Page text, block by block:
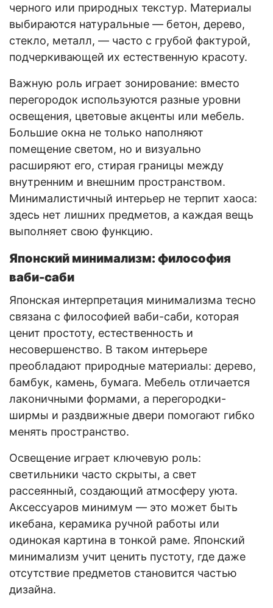
черного или природных текстур. Материалы
выбираются натуральные — бетон, дерево,
стекло, металл, — часто с грубой фактурой,
подчеркивающей их естественную красоту.
Важную роль играет зонирование: вместо
перегородок используются разные уровни
освещения, цветовые акценты или мебель.
Большие окна не только наполняют
помещение светом, но и визуально
расширяют его, стирая границы между
внутренним и внешним пространством.
Минималистичный интерьер не терпит хаоса:
здесь нет лишних предметов, а каждая вещь
выполняет свою функцию.
Японский минимализм: философия
ваби-саби
Японская интерпретация минимализма тесно
связана с философией ваби-саби, которая
ценит простоту, естественность и
несовершенство. В таком интерьере
преобладают природные материалы: дерево,
бамбук, камень, бумага. Мебель отличается
лаконичными формами, а перегородки-
ширмы и раздвижные двери помогают гибко
менять пространство.
Освещение играет ключевую роль:
светильники часто скрыты, а свет
рассеянный, создающий атмосферу уюта.
Аксессуаров минимум — это может быть
икебана, керамика ручной работы или
одинокая картина в тонкой раме. Японский
минимализм учит ценить пустоту, где даже
отсутствие предметов становится частью
дизайна.